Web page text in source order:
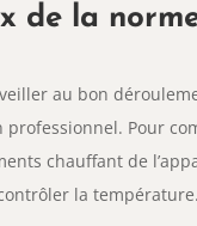
de la
au bon
Pour
chauffant de
la